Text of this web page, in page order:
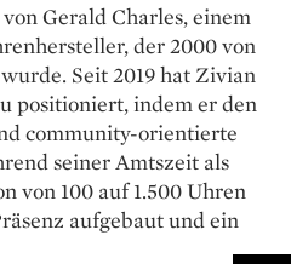
Gerald Charles, einem
der 2000 von
Seit 2019 hat Zivian
positioniert, indem er den
community-orientierte
seiner Amtszeit als
von 100 auf 1.500 Uhren
aufgebaut und ein